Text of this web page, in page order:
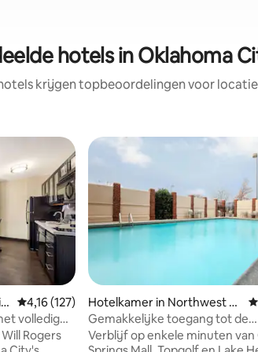
hotels in Oklahoma
krijgen topbeoordelingen voor
recensies
Gemiddelde beoordeling van 4,16 op 5, 127
4,16 (127)
volledig
Rogers
Hotelkamer in Northwest O
klahoma City
Gemakkelijke toegang tot de
luchthaven | Gratis ontbijt en
Verblijf op enkele minuten van